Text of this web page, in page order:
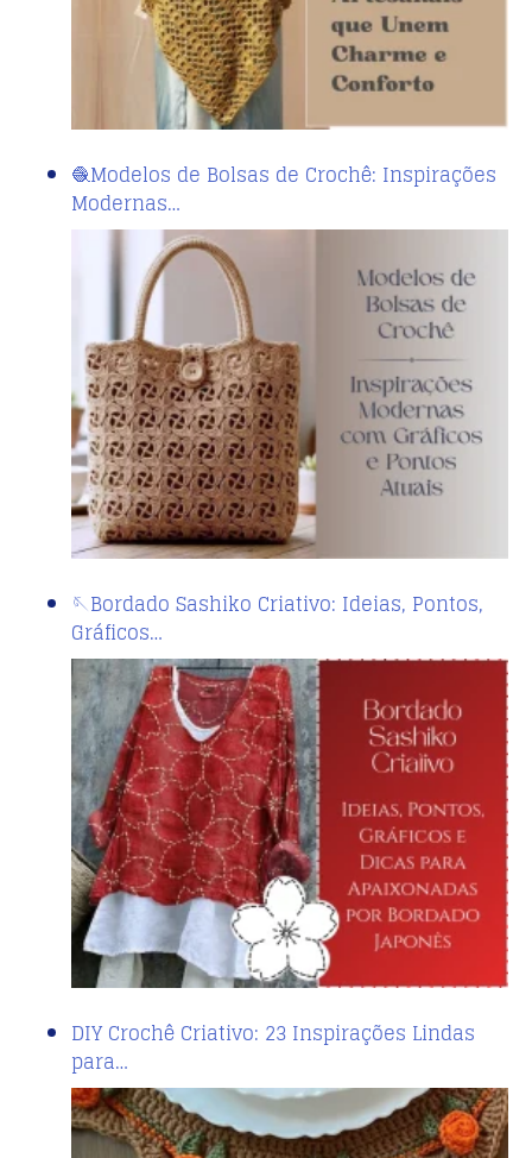
🧶Modelos de Bolsas de Crochê: Inspirações
Modernas…
🪡Bordado Sashiko Criativo: Ideias, Pontos,
Gráficos…
DIY Crochê Criativo: 23 Inspirações Lindas
para…